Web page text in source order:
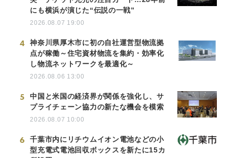
にも横浜が演じた“伝説の一戦”
2026.08.07 19:00
4
神奈川県厚木市に初の自社運営型物流拠
点が稼働～住宅資材物流を集約・効率化
し物流ネットワークを最適化～
2026.08.06 13:00
5
中国と米国の経済界が関係を強化し、サ
プライチェーン協力の新たな機会を模索
2026.08.07 10:00
6
千葉市内にリチウムイオン電池などの小
型充電式電池回収ボックスを新たに15カ